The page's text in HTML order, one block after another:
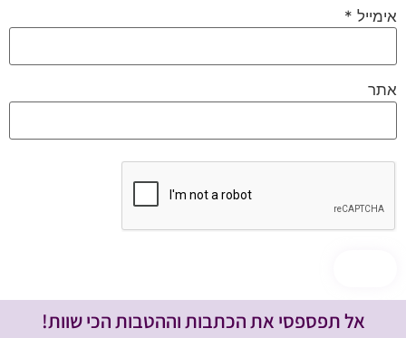
אימייל *
אתר
אל תפספסי את הכתבות וההטבות הכי שוות!